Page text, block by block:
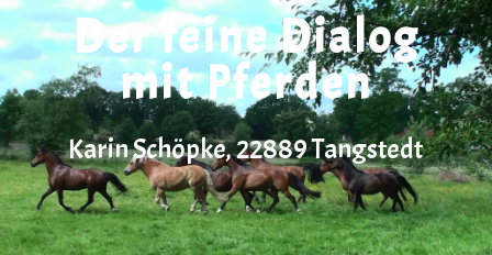
Der feine Dialog
mit Pferden
Karin Schöpke, 22889 Tangstedt